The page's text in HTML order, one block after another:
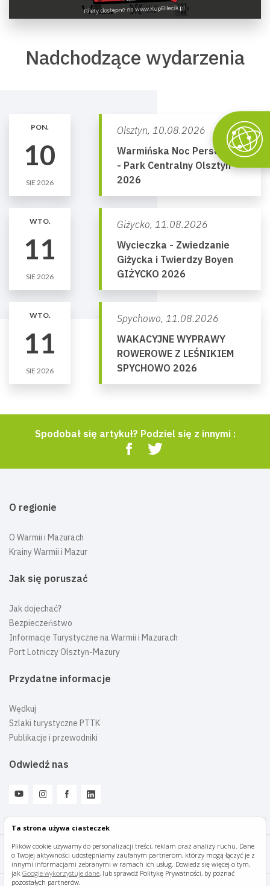
Ta strona używa ciasteczek
Plików cookie używamy do personalizacji treści, reklam oraz analizy ruchu. Dane
o Twojej aktywności udostępniamy zaufanym partnerom, którzy mogą łączyć je z
innymi informacjami zebranymi w ramach ich usług. Dowiedz się więcej o tym,
jak Google wykorzystuje dane, lub sprawdź Politykę Prywatności, by poznać
pozostałych partnerów.
Nadchodzące wydarzenia
PON.
10
SIE 2026
Olsztyn, 10.08.2026
Warmińska Noc Perseidów
- Park Centralny Olsztyn
2026
WTO.
11
SIE 2026
Giżycko, 11.08.2026
Wycieczka - Zwiedzanie
Giżycka i Twierdzy Boyen
GIŻYCKO 2026
WTO.
11
SIE 2026
Spychowo, 11.08.2026
WAKACYJNE WYPRAWY
ROWEROWE Z LEŚNIKIEM
SPYCHOWO 2026
Spodobał się artykuł? Podziel się z innymi :
O regionie
O Warmii i Mazurach
Krainy Warmii i Mazur
Jak się poruszać
Jak dojechać?
Bezpieczeństwo
Informacje Turystyczne na Warmii i Mazurach
Port Lotniczy Olsztyn-Mazury
Przydatne informacje
Wędkuj
Szlaki turystyczne PTTK
Publikacje i przewodniki
Odwiedź nas
Mazury Travel © 2026